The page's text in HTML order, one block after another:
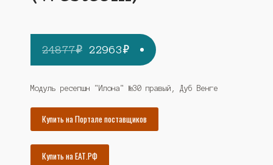
24877₽ Первоначальная
цена
составляла
24877₽.
22963₽Текущая
цена:
22963₽.
Модуль ресепшн "Илона" №30 правый, Дуб Венге
Купить на Портале поставщиков
Купить на ЕАТ.РФ